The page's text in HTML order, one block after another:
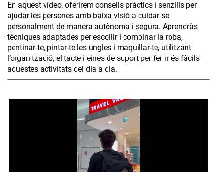
En aquest vídeo, oferirem consells pràctics i senzills per
ajudar les persones amb baixa visió a cuidar-se
personalment de manera autònoma i segura. Aprendràs
tècniques adaptades per escollir i combinar la roba,
pentinar-te, pintar-te les ungles i maquillar-te, utilitzant
l’organització, el tacte i eines de suport per fer més fàcils
aquestes activitats del dia a dia.